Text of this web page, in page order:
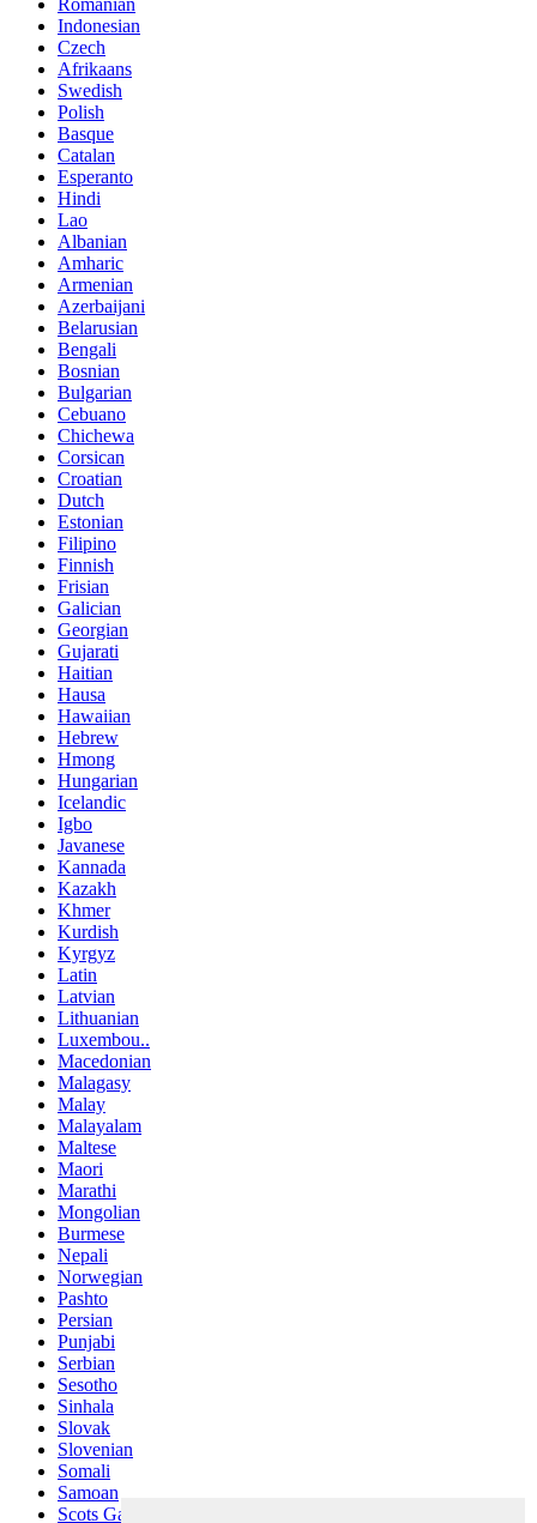
Romanian
Indonesian
Czech
Afrikaans
Swedish
Polish
Basque
Catalan
Esperanto
Hindi
Lao
Albanian
Amharic
Armenian
Azerbaijani
Belarusian
Bengali
Bosnian
Bulgarian
Cebuano
Chichewa
Corsican
Croatian
Dutch
Estonian
Filipino
Finnish
Frisian
Galician
Georgian
Gujarati
Haitian
Hausa
Hawaiian
Hebrew
Hmong
Hungarian
Icelandic
Igbo
Javanese
Kannada
Kazakh
Khmer
Kurdish
Kyrgyz
Latin
Latvian
Lithuanian
Luxembou..
Macedonian
Malagasy
Malay
Malayalam
Maltese
Maori
Marathi
Mongolian
Burmese
Nepali
Norwegian
Pashto
Persian
Punjabi
Serbian
Sesotho
Sinhala
Slovak
Slovenian
Somali
Samoan
Scots Gaelic